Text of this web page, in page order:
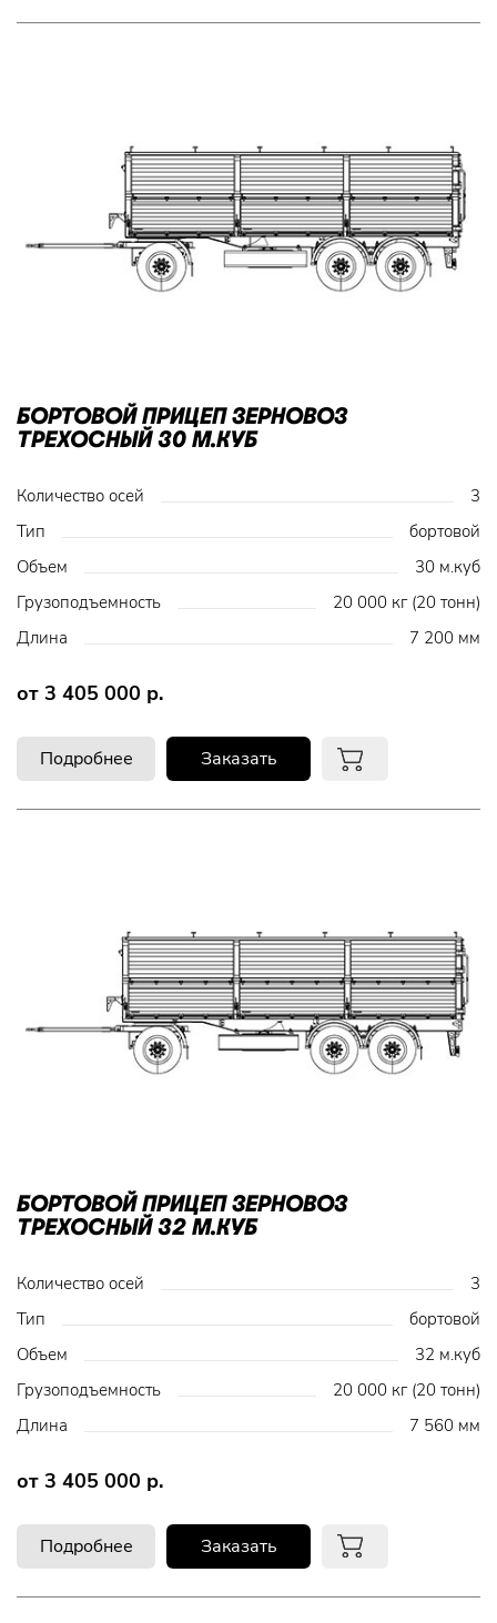
БОРТОВОЙ ПРИЦЕП ЗЕРНОВОЗ
ТРЕХОСНЫЙ 30 М.КУБ
Количество осей
3
Тип
бортовой
Объем
30 м.куб
Грузоподъемность
20 000 кг (20 тонн)
Длина
7 200 мм
от 3 405 000 р.
Подробнее Заказать
БОРТОВОЙ ПРИЦЕП ЗЕРНОВОЗ
ТРЕХОСНЫЙ 32 М.КУБ
Количество осей
3
Тип
бортовой
Объем
32 м.куб
Грузоподъемность
20 000 кг (20 тонн)
Длина
7 560 мм
от 3 405 000 р.
Подробнее Заказать